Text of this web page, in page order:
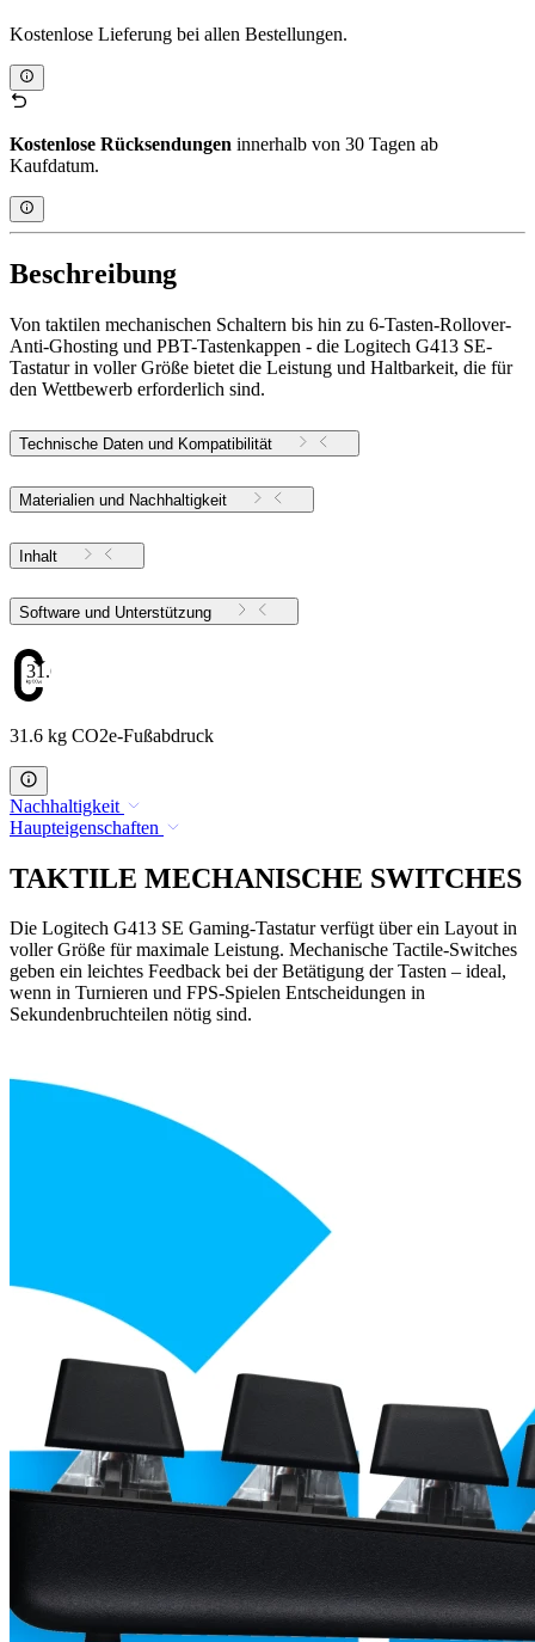
Kostenlose Lieferung bei allen Bestellungen.
Kostenlose Rücksendungen innerhalb von 30 Tagen ab
Kaufdatum.
Beschreibung
Von taktilen mechanischen Schaltern bis hin zu 6-Tasten-Rollover-
Anti-Ghosting und PBT-Tastenkappen - die Logitech G413 SE-
Tastatur in voller Größe bietet die Leistung und Haltbarkeit, die für
den Wettbewerb erforderlich sind.
Technische Daten und Kompatibilität
Materialien und Nachhaltigkeit
Inhalt
Software und Unterstützung
31.6
31.6 kg CO2e-Fußabdruck
Nachhaltigkeit
Haupteigenschaften
TAKTILE MECHANISCHE SWITCHES
Die Logitech G413 SE Gaming-Tastatur verfügt über ein Layout in
voller Größe für maximale Leistung. Mechanische Tactile-Switches
geben ein leichtes Feedback bei der Betätigung der Tasten – ideal,
wenn in Turnieren und FPS-Spielen Entscheidungen in
Sekundenbruchteilen nötig sind.